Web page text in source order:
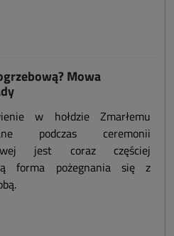
Mowa
w hołdzie Zmarłemu
podczas ceremonii
jest coraz częściej
forma pożegnania się z